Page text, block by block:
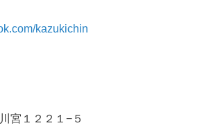
kazukichin
宮１２２１−５